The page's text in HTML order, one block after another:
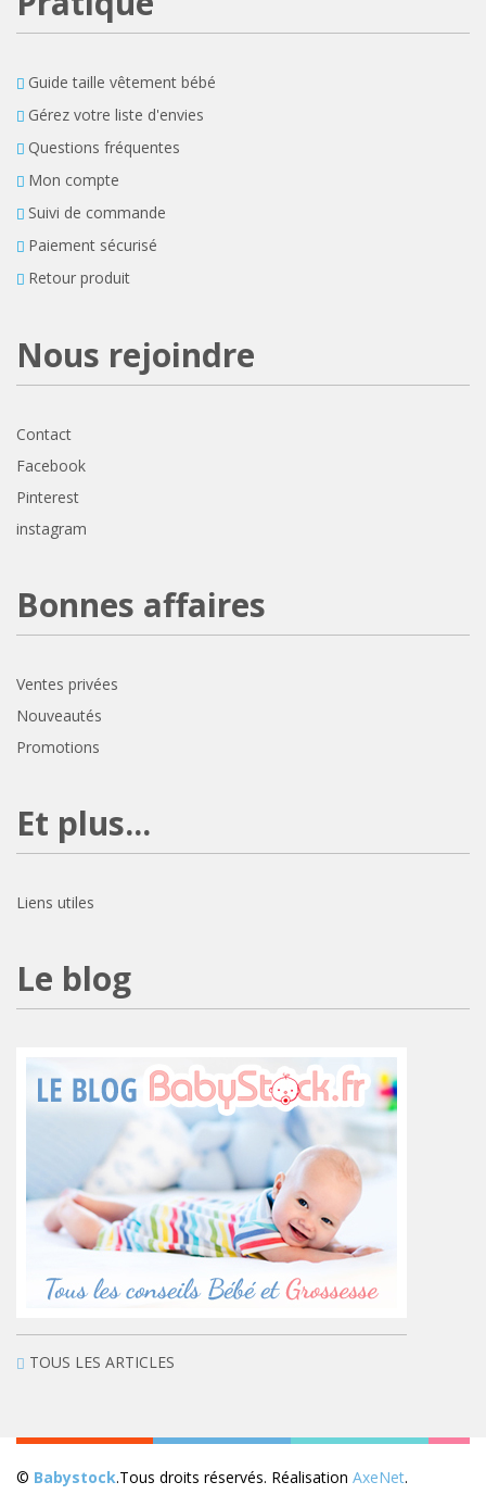
Guide taille vêtement bébé
Gérez votre liste d'envies
Questions fréquentes
Mon compte
Suivi de commande
Paiement sécurisé
Retour produit
Nous rejoindre
Contact
Facebook
Pinterest
instagram
Bonnes affaires
Ventes privées
Nouveautés
Promotions
Et plus...
Liens utiles
Le blog
TOUS LES ARTICLES
© Babystock.Tous droits réservés. Réalisation AxeNet.